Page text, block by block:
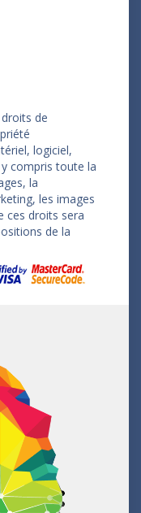
de
logiciel,
compris toute la
la
les images
ces droits sera
de la